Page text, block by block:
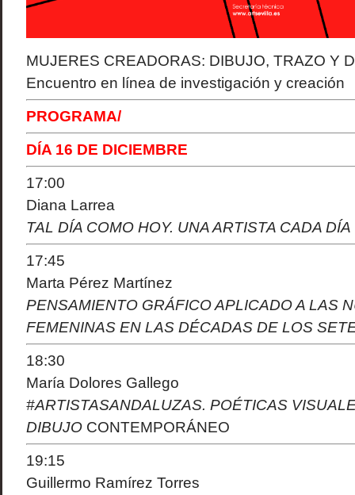
MUJERES CREADORAS: DIBUJO, TRAZO Y
Encuentro en línea de investigación y creación
PROGRAMA/
DÍA 16 DE DICIEMBRE
17:00
Diana Larrea
TAL DÍA COMO HOY. UNA ARTISTA CADA DÍA
17:45
Marta Pérez Martínez
PENSAMIENTO GRÁFICO APLICADO A LAS
FEMENINAS EN LAS DÉCADAS DE LOS
18:30
María Dolores Gallego
#ARTISTASANDALUZAS. POÉTICAS
DIBUJOCONTEMPORÁNEO
19:15
Guillermo Ramírez Torres